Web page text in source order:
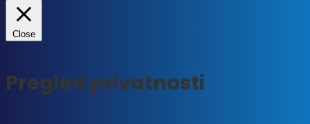
Close
Pregled privatnosti